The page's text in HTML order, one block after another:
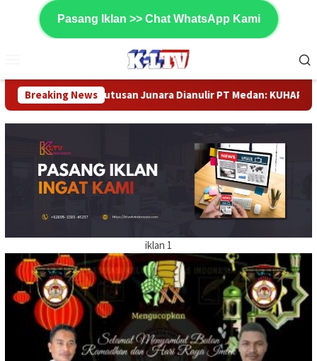
Pasang Iklan >> Chat WhatsApp Kami
Mobile
Breaking News
Junara Dianulir PT Medan: KUHAP Tak Berlaku atau Ada
iklan 1